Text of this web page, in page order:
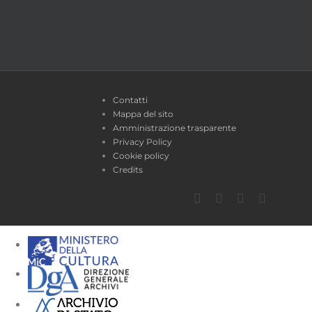
Contatti
Mappa del sito
Amministrazione trasparente
Privacy Policy
Cookie policy
Credits
Facebook
TwitterYouTube